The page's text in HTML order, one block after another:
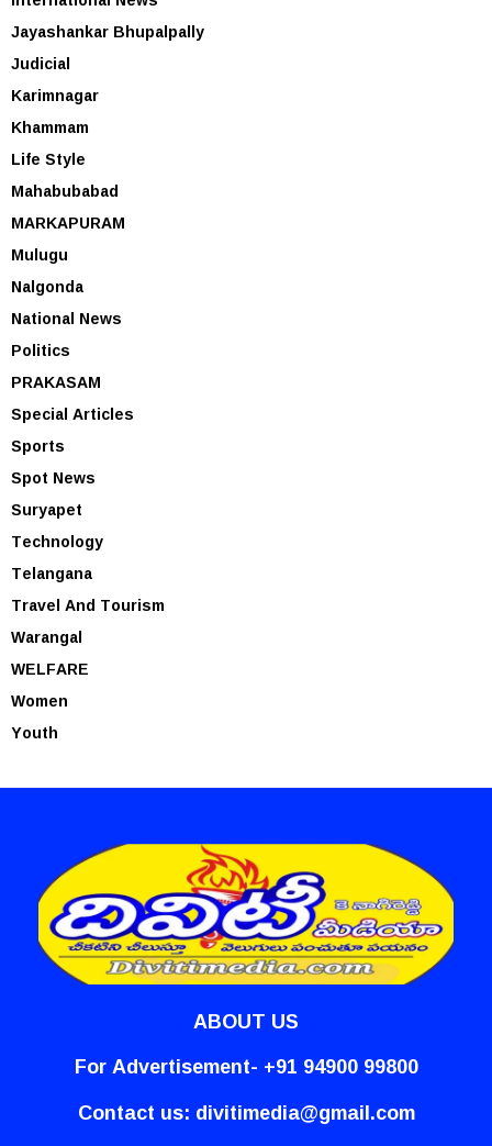
Jayashankar Bhupalpally
Judicial
Karimnagar
Khammam
Life Style
Mahabubabad
MARKAPURAM
Mulugu
Nalgonda
National News
Politics
PRAKASAM
Special Articles
Sports
Spot News
Suryapet
Technology
Telangana
Travel And Tourism
Warangal
WELFARE
Women
Youth
ABOUT US
For Advertisement- +91 94900 99800
Contact us: divitimedia@gmail.com